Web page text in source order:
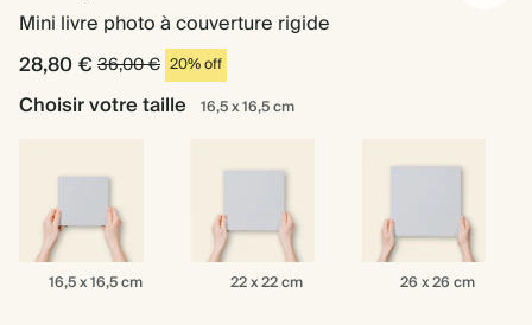
Mini livre photo à couverture rigide
28,80 € 36,00 € 20% off
Choisir votre taille 16,5 x 16,5 cm
16,516,5 x 16,5 cm 22 22 x 22 cm 26 26 x 26 cm